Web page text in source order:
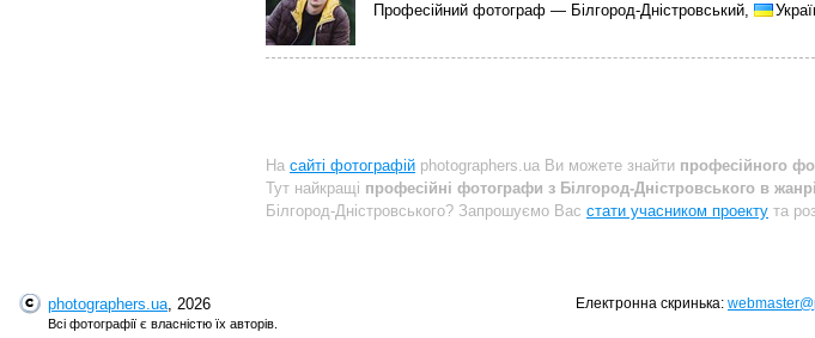
Професійний фотограф — Білгород-Дністровський,
На сайті фотографій photographers.ua Ви можете знайти професійного
Тут найкращі професійні фотографи з Білгород-Дністровського в
Білгород-Дністровського? Запрошуємо Вас стати учасником проекту та
photographers.ua, 2026
Всі фотографії є власністю їх авторів.
Електронна скринька: